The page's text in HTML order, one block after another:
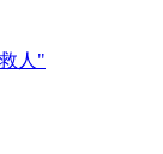
人"